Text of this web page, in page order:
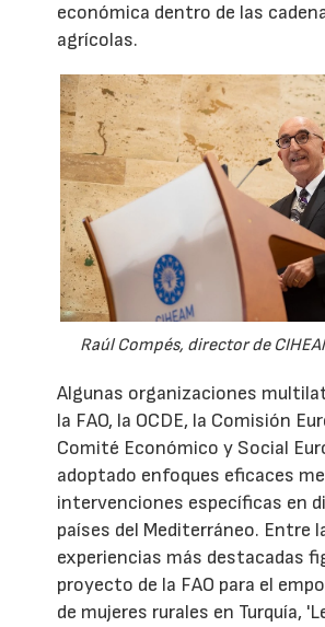
económica dentro de las
agrícolas.
Raúl Compés, director de
Algunas organizaciones
la FAO, la OCDE, la Comisión
Comité Económico y Social
adoptado enfoques eficaces
intervenciones específicas en
países del Mediterráneo. Entre
experiencias más destacadas
proyecto de la FAO para el
de mujeres rurales en Turquía,